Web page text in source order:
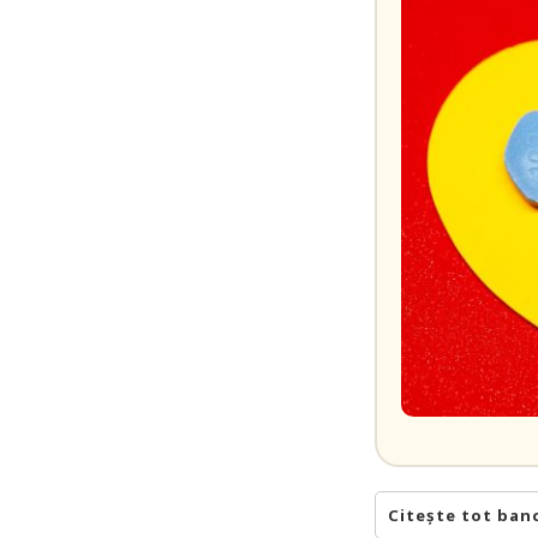
Citește tot